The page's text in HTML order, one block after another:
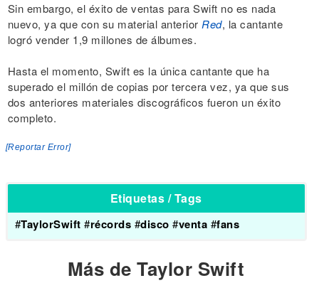
Sin embargo, el éxito de ventas para Swift no es nada
nuevo, ya que con su material anterior Red, la cantante
logró vender 1,9 millones de álbumes.
Hasta el momento, Swift es la única cantante que ha
superado el millón de copias por tercera vez, ya que sus
dos anteriores materiales discográficos fueron un éxito
completo.
[Reportar Error]
Etiquetas / Tags
#TaylorSwift #récords #disco #venta #fans
Más de Taylor Swift